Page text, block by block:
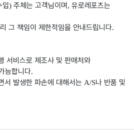
입) 주체는 고객님이며 , 유로레포츠는
그 책임이 제한적임을 안내드립니다.
서비스로 제조사 및 판매처와
능합니다.
서 발생한 파손에 대해서는 A/S나 반품 및